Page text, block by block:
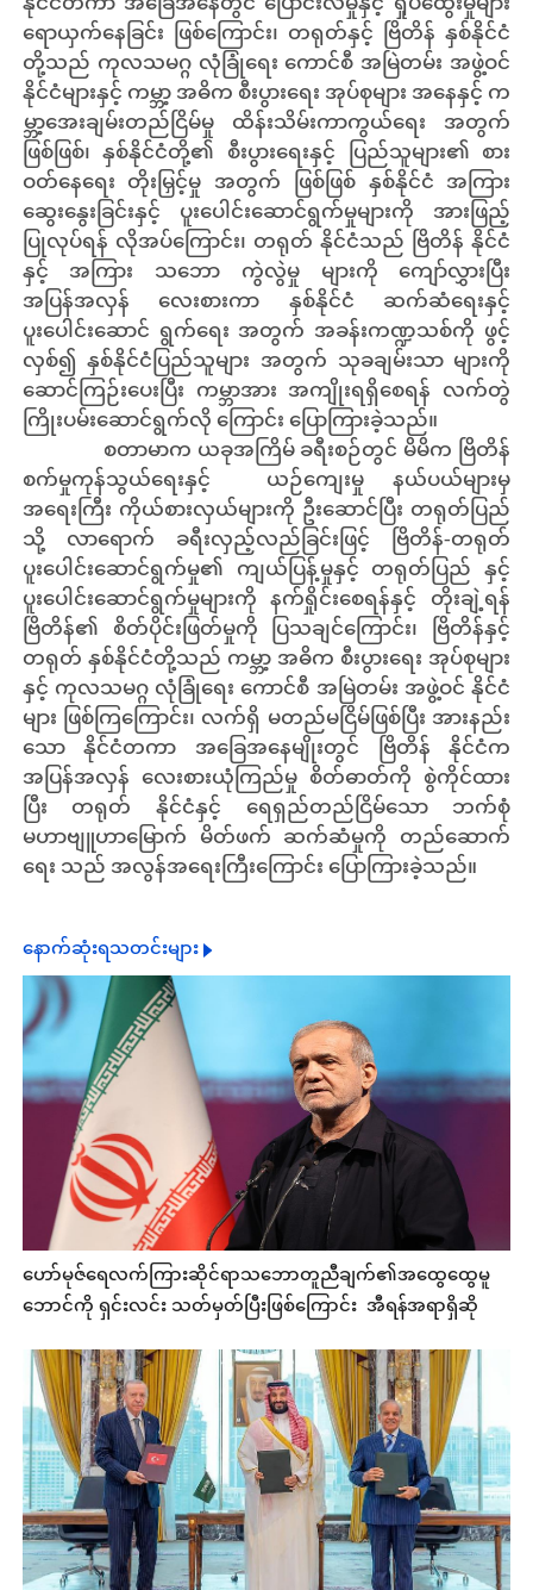
ရောယှက်နေခြင်း ဖြစ်ကြောင်း၊ တရုတ်နှင့် ဗြိတိန် နှစ်နိုင်ငံ
တို့သည် ကုလသမဂ္ဂ လုံခြုံရေး ကောင်စီ အမြဲတမ်း အဖွဲ့ဝင်
နိုင်ငံများနှင့် ကမ္ဘာ့ အဓိက စီးပွားရေး အုပ်စုများ အနေနှင့် က
မ္ဘာ့အေးချမ်းတည်ငြိမ်မှု ထိန်းသိမ်းကာကွယ်ရေး အတွက်
ဖြစ်ဖြစ်၊ နှစ်နိုင်ငံတို့၏ စီးပွားရေးနှင့် ပြည်သူများ၏ စား
ဝတ်နေရေး တိုးမြှင့်မှု အတွက် ဖြစ်ဖြစ် နှစ်နိုင်ငံ အကြား
ဆွေးနွေးခြင်းနှင့် ပူးပေါင်းဆောင်ရွက်မှုများကို အားဖြည့်
ပြုလုပ်ရန် လိုအပ်ကြောင်း၊ တရုတ် နိုင်ငံသည် ဗြိတိန် နိုင်ငံ
နှင့် အကြား သဘော ကွဲလွဲမှု များကို ကျော်လွှားပြီး
အပြန်အလှန် လေးစားကာ နှစ်နိုင်ငံ ဆက်ဆံရေးနှင့်
ပူးပေါင်းဆောင် ရွက်ရေး အတွက် အခန်းကဏ္ဍသစ်ကို ဖွင့်
လှစ်၍ နှစ်နိုင်ငံပြည်သူများ အတွက် သုခချမ်းသာ များကို
ဆောင်ကြဉ်းပေးပြီး ကမ္ဘာအား အကျိုးရရှိစေရန် လက်တွဲ
ကြိုးပမ်းဆောင်ရွက်လို ကြောင်း ပြောကြားခဲ့သည်။
စတာမာက ယခုအကြိမ် ခရီးစဉ်တွင် မိမိက ဗြိတိန်
စက်မှုကုန်သွယ်ရေးနှင့် ယဉ်ကျေးမှု နယ်ပယ်များမှ
အရေးကြီး ကိုယ်စားလှယ်များကို ဦးဆောင်ပြီး တရုတ်ပြည်
သို့ လာရောက် ခရီးလှည့်လည်ခြင်းဖြင့် ဗြိတိန်-တရုတ်
ပူးပေါင်းဆောင်ရွက်မှု၏ ကျယ်ပြန့်မှုနှင့် တရုတ်ပြည် နှင့်
ပူးပေါင်းဆောင်ရွက်မှုများကို နက်ရှိုင်းစေရန်နှင့် တိုးချဲ့ရန်
ဗြိတိန်၏ စိတ်ပိုင်းဖြတ်မှုကို ပြသချင်ကြောင်း၊ ဗြိတိန်နှင့်
တရုတ် နှစ်နိုင်ငံတို့သည် ကမ္ဘာ့ အဓိက စီးပွားရေး အုပ်စုများ
နှင့် ကုလသမဂ္ဂ လုံခြုံရေး ကောင်စီ အမြဲတမ်း အဖွဲ့ဝင် နိုင်ငံ
များ ဖြစ်ကြကြောင်း၊ လက်ရှိ မတည်မငြိမ်ဖြစ်ပြီး အားနည်း
သော နိုင်ငံတကာ အခြေအနေမျိုးတွင် ဗြိတိန် နိုင်ငံက
အပြန်အလှန် လေးစားယုံကြည်မှု စိတ်ဓာတ်ကို စွဲကိုင်ထား
ပြီး တရုတ် နိုင်ငံနှင့် ရေရှည်တည်ငြိမ်သော ဘက်စုံ
မဟာဗျူဟာမြောက် မိတ်ဖက် ဆက်ဆံမှုကို တည်ဆောက်
ရေး သည် အလွန်အရေးကြီးကြောင်း ပြောကြားခဲ့သည်။
နောက်ဆုံးရသတင်းများ
ဟော်မုဇ်ရေလက်ကြားဆိုင်ရာသဘောတူညီချက်၏အထွေထွေမူ
ဘောင်ကို ရှင်းလင်း သတ်မှတ်ပြီးဖြစ်ကြောင်း အီရန်အရာရှိဆို